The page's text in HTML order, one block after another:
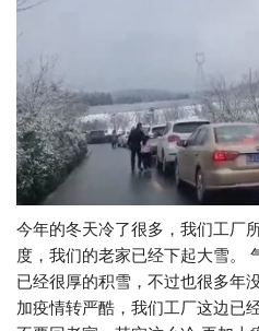
今年的冬天冷了很多，我们工厂
度，我们的老家已经下起大雪。
已经很厚的积雪，不过也很多年
加疫情转严酷，我们工厂这边已